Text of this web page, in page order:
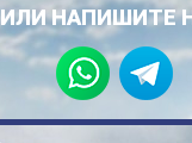
ИЛИ НАПИШИТЕ